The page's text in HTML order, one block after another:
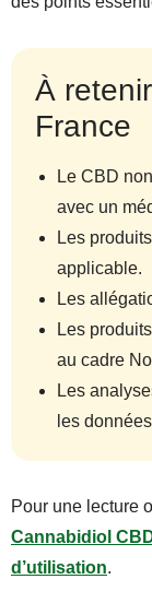
À
France
Le CBD
avec un
Les
applicable.
Les
Les
au cadre
Les
les
Pour une lecture
Cannabidiol
d’utilisation.